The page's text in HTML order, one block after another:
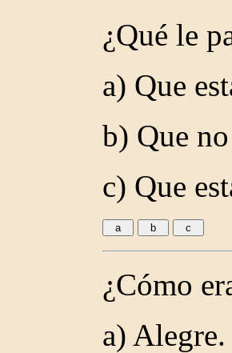
¿Qué le
a) Que
b) Que
c) Que
¿Cómo
a) Alegre.